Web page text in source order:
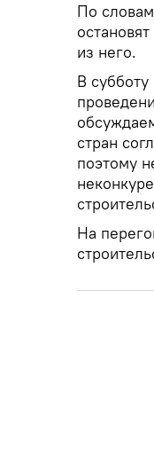
По
из него.
В
стран
поэтому
На